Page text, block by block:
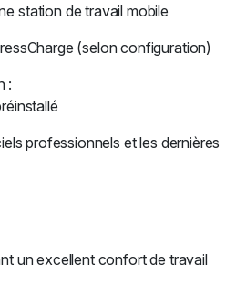
station de travail mobile
(selon configuration)
:
professionnels et les dernières
un excellent confort de travail